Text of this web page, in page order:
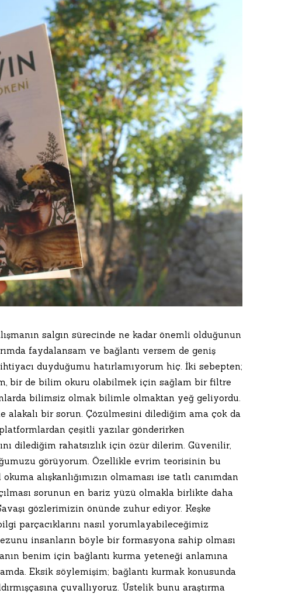
salgın sürecinde ne kadar önemli olduğunun
faydalansam ve bağlantı versem de geniş
duyduğumu hatırlamıyorum hiç. İki sebepten;
bir de bilim okuru olabilmek için sağlam bir filtre
bilimsiz olmak bilimle olmaktan yeğ geliyordu.
bir sorun. Çözülmesini dilediğim ama çok da
çeşitli yazılar gönderirken
dilediğim rahatsızlık için özür dilerim. Güvenilir,
görüyorum. Özellikle evrim teorisinin bu
alışkanlığımızın olmaması ise tatlı canımdan
sorunun en bariz yüzü olmakla birlikte daha
gözlerimizin önünde zuhur ediyor. Keşke
parçacıklarını nasıl yorumlayabileceğimiz
insanların böyle bir formasyona sahip olması
benim için bağlantı kurma yeteneği anlamına
Eksik söylemişim; bağlantı kurmak konusunda
çuvallıyoruz. Üstelik bunu araştırma